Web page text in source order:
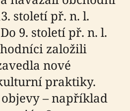
století př. n. l.
9. století př. n. l.
založili
nové
praktiky.
– například